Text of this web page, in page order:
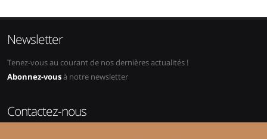
Newsletter
Tenez-vous au courant de nos dernières actualités !
Abonnez-vousà notre newsletter
Contactez-nous